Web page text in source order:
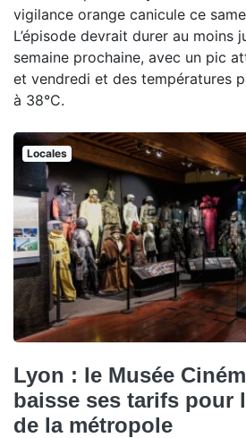
vigilance orange canicule ce
L’épisode devrait durer au moins
semaine prochaine, avec un pic
et vendredi et des températures
à 38°C.
Locales
Lyon : le Musée
baisse ses tarifs pour
de la métropole